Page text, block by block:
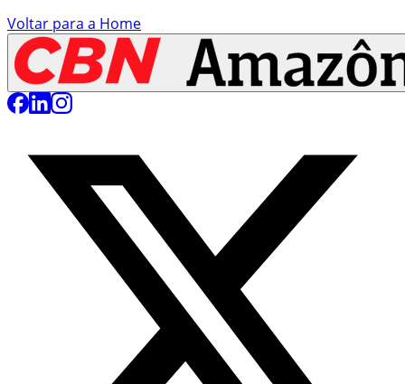
Voltar para a Home